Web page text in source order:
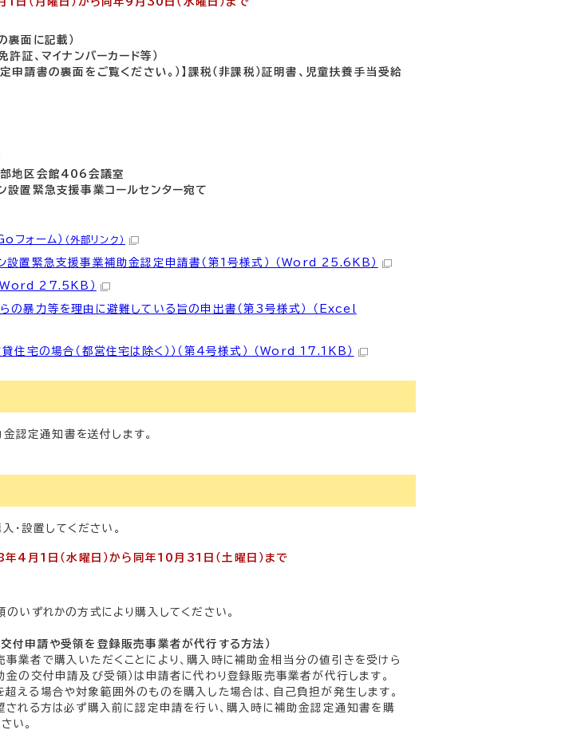
裏面に記載）
許証、マイナンバーカード等）
定申請書の裏面をご覧ください。）】課税（非課税）証明書、児童扶養手当受給
地区会館406会議室
設置緊急支援事業コールセンター宛て
フォーム） （外部リンク）
設置緊急支援事業補助金認定申請書（第1号様式） （Word 25.6KB）
Word 27.5KB）
の暴力等を理由に避難している旨の申出書（第3号様式） （Excel
貸住宅の場合（都営住宅は除く））（第4号様式） （Word 17.1KB）
認定通知書を送付します。
・設置してください。
4月1日（水曜日）から同年10月31日（土曜日）まで
いずれかの方式により購入してください。
付申請や受領を登録販売事業者が代行する方法）
業者で購入いただくことにより、購入時に補助金相当分の値引きを受けら
金の交付申請及び受領）は申請者に代わり登録販売事業者が代行します。
える場合や対象範囲外のものを購入した場合は、自己負担が発生します。
される方は必ず購入前に認定申請を行い、購入時に補助金認定通知書を購
い。